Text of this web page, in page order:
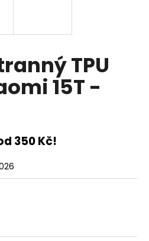
TPU
15T -
350 Kč!